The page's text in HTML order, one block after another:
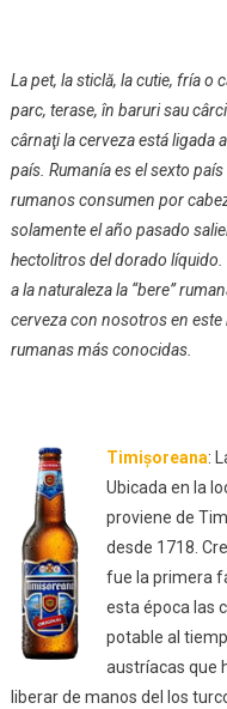
La pet, la sticlă, la cutie, fría o
parc, terase, în baruri sau
cârnaţi la cerveza está ligada
país. Rumanía es el sexto
rumanos consumen por
solamente el año pasado
hectolitros del dorado
a la naturaleza la “bere”
cerveza con nosotros en
rumanas más conocidas.
Timișoreana:
Ubicada en la
proviene de
desde 1718.
fue la primera
esta época las
potable al
austríacas que
liberar de manos del los